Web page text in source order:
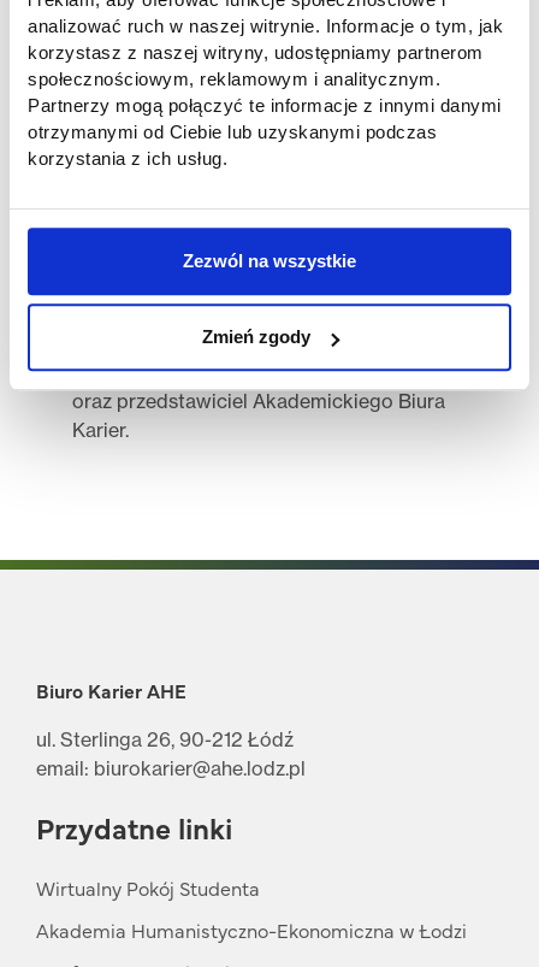
analizować ruch w naszej witrynie. Informacje o tym, jak
korzystasz z naszej witryny, udostępniamy partnerom
społecznościowym, reklamowym i analitycznym.
Partnerzy mogą połączyć te informacje z innymi danymi
otrzymanymi od Ciebie lub uzyskanymi podczas
korzystania z ich usług.
Zezwól na wszystkie
Zmień zgody
uniwersum
Star Wars – prawdziwa gratka
dla fanów science fiction! Centrum
prezentuje również osiągnięcia twórców
komiksów, producentów gier, animatorów i
specjalistów od nowych technologii z
Polski i ze świata.
Z bliska przyjrzeli się procesowi
powstawania komiksu – od pomysłu, przez
scenariusz, aż po finalny rysunek – oraz
poznali historię polskiego komiksu, ukazaną
na tle przemian społeczno-kulturowych.
Studentom towarzyszyła dr Beata Lisowska
oraz przedstawiciel Akademickiego Biura
Karier.
Biuro Karier AHE
ul. Sterlinga 26, 90-212 Łódź
email: biurokarier@ahe.lodz.pl
Przydatne linki
Wirtualny Pokój Studenta
Akademia Humanistyczno-Ekonomiczna w Łodzi